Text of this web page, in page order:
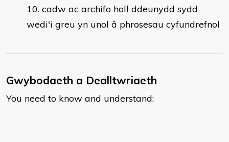
cadw ac archifo holl ddeunydd sydd
wedi'i greu yn unol â phrosesau cyfundrefnol
Gwybodaeth a Dealltwriaeth
You need to know and understand: